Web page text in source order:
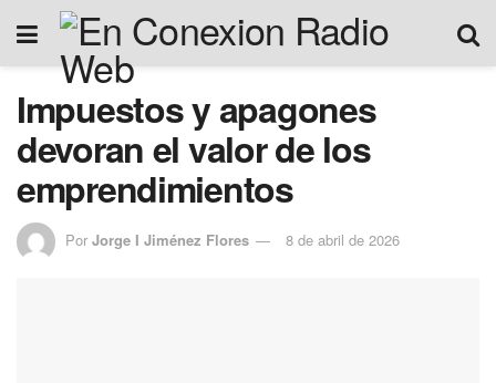
Impuestos y apagones
devoran el valor de los
emprendimientos
Por Jorge I Jiménez Flores 8 de abril de 2026